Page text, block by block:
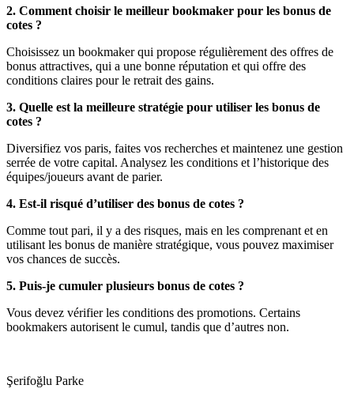
2. Comment choisir le meilleur bookmaker pour les bonus de
cotes ?
Choisissez un bookmaker qui propose régulièrement des offres de
bonus attractives, qui a une bonne réputation et qui offre des
conditions claires pour le retrait des gains.
3. Quelle est la meilleure stratégie pour utiliser les bonus de
cotes ?
Diversifiez vos paris, faites vos recherches et maintenez une gestion
serrée de votre capital. Analysez les conditions et l’historique des
équipes/joueurs avant de parier.
4. Est-il risqué d’utiliser des bonus de cotes ?
Comme tout pari, il y a des risques, mais en les comprenant et en
utilisant les bonus de manière stratégique, vous pouvez maximiser
vos chances de succès.
5. Puis-je cumuler plusieurs bonus de cotes ?
Vous devez vérifier les conditions des promotions. Certains
bookmakers autorisent le cumul, tandis que d’autres non.
Şerifoğlu Parke